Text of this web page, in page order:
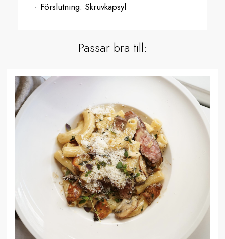
Förslutning: Skruvkapsyl
Passar bra till: